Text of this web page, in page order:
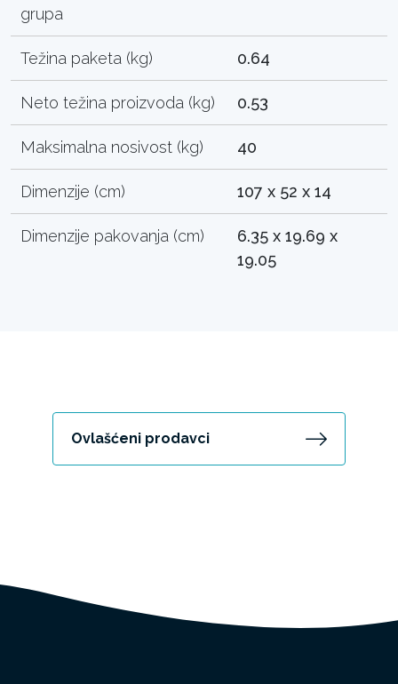
grupa
Težina paketa (kg) 0.64
Neto težina proizvoda (kg) 0.53
Maksimalna nosivost (kg) 40
Dimenzije (cm) 107 x 52 x 14
Dimenzije pakovanja (cm)
6.35 x 19.69 x
19.05
Ovlašćeni prodavci